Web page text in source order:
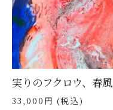
実りのフクロウ、春風
33,000円 (税込)